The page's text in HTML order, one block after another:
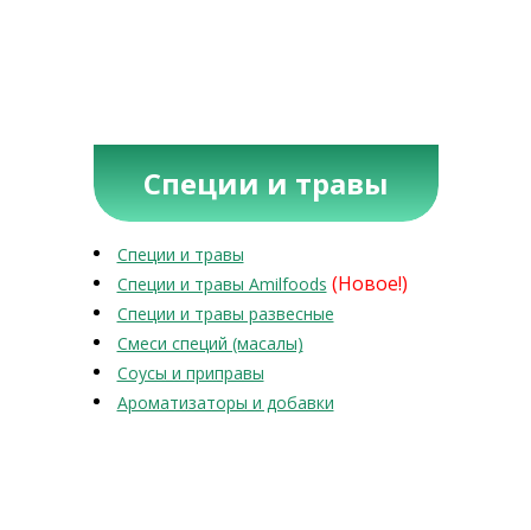
Специи и травы
Специи и травы
Специи и травы Amilfoods (Новое!)
Специи и травы развесные
Смеси специй (масалы)
Соусы и приправы
Ароматизаторы и добавки